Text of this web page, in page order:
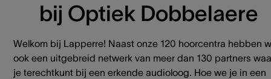
bij Optiek Dobbelaere
Welkom bij Lapperre! Naast onze 120 hoorcentra hebben
ook een uitgebreid netwerk van meer dan 130 partners
je terechtkunt bij een erkende audioloog. Hoe we je in een